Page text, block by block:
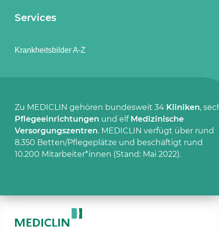
Services
Krankheitsbilder A-Z
Zu MEDICLIN gehören bundesweit 34 Kliniken,
Pflegeeinrichtungen und elf Medizinische
Versorgungszentren. MEDICLIN verfügt über rund
8.350 Betten/Pflegeplätze und beschäftigt rund
10.200 Mitarbeiter*innen (Stand: Mai 2022).